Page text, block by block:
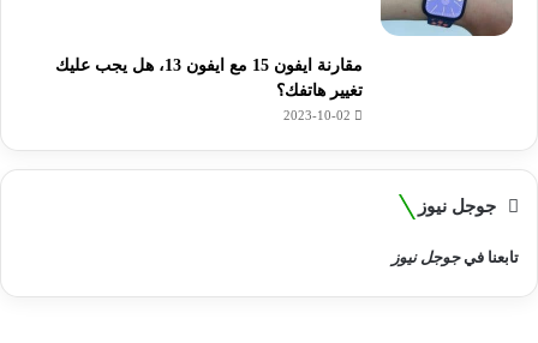
مقارنة ايفون 15 مع ايفون 13، هل يجب عليك
تغيير هاتفك؟
2023-10-02
جوجل نيوز
تابعنا فيجوجل نيوز